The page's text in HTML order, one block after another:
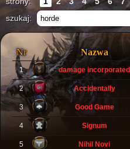
szukaj:
Nr Nazwa
1 damage incorporated
2 Accidentally
3 Good Game
4 Signum
5 Nihil Novi